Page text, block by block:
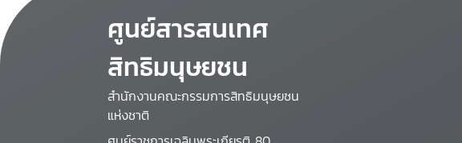
ศูนย์สารสนเทศ
สิทธิมนุษยชน
สำนักงานคณะกรรมการสิทธิมนุษยชน
แห่งชาติ